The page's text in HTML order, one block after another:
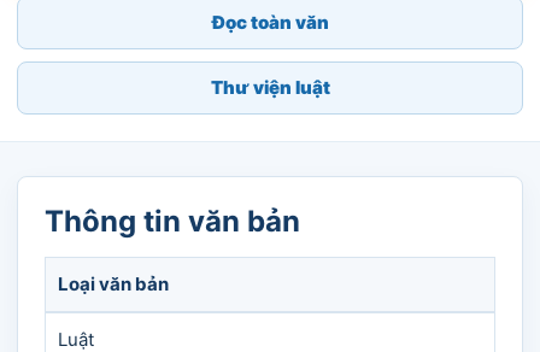
Đọc toàn văn
Thư viện luật
Thông tin văn bản
Loại văn bản
Luật